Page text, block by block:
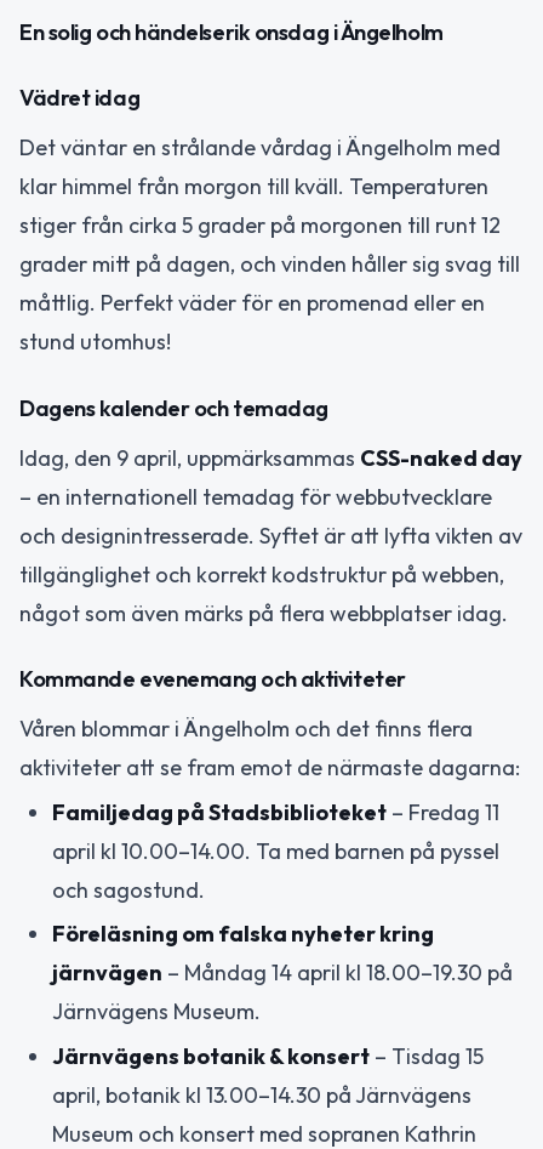
En solig och händelserik onsdag i Ängelholm
Vädret idag
Det väntar en strålande vårdag i Ängelholm med
klar himmel från morgon till kväll. Temperaturen
stiger från cirka 5 grader på morgonen till runt 12
grader mitt på dagen, och vinden håller sig svag till
måttlig. Perfekt väder för en promenad eller en
stund utomhus!
Dagens kalender och temadag
Idag, den 9 april, uppmärksammas CSS-naked day
– en internationell temadag för webbutvecklare
och designintresserade. Syftet är att lyfta vikten av
tillgänglighet och korrekt kodstruktur på webben,
något som även märks på flera webbplatser idag.
Kommande evenemang och aktiviteter
Våren blommar i Ängelholm och det finns flera
aktiviteter att se fram emot de närmaste dagarna:
Familjedag på Stadsbiblioteket – Fredag 11
april kl 10.00–14.00. Ta med barnen på pyssel
och sagostund.
Föreläsning om falska nyheter kring
järnvägen – Måndag 14 april kl 18.00–19.30 på
Järnvägens Museum.
Järnvägens botanik & konsert – Tisdag 15
april, botanik kl 13.00–14.30 på Järnvägens
Museum och konsert med sopranen Kathrin